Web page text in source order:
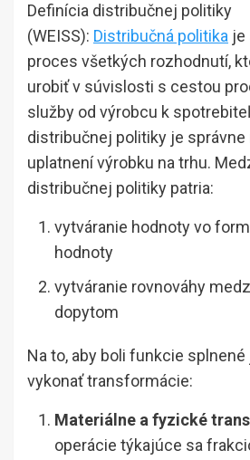
Definícia distribučnej politiky
(WEISS): Distribučná politika je
proces všetkých rozhodnutí,
urobiť v súvislosti s cestou
služby od výrobcu k
distribučnej politiky je správne
uplatnení výrobku na trhu.
distribučnej politiky patria:
vytváranie hodnoty vo
hodnoty
vytváranie rovnováhy
dopytom
Na to, aby boli funkcie
vykonať transformácie:
Materiálne a fyzické
operácie týkajúce sa